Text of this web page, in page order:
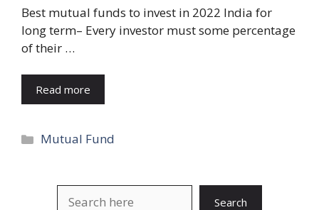
Best mutual funds to invest in 2022 India for
long term– Every investor must some percentage
of their …
Read more
Categories
Mutual Fund
Search